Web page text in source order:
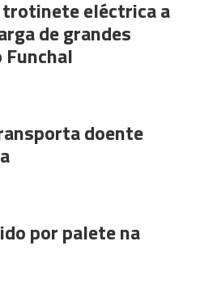
eléctrica a
de grandes
doente
por palete na